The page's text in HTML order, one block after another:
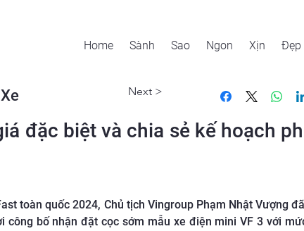
Home Sành Sao Ngon Xịn Đẹp
Xe Next >
đặc biệt và chia sẻ kế hoạch
toàn quốc 2024, Chủ tịch Vingroup Phạm Nhật Vượng
công bố nhận đặt cọc sớm mẫu xe điện mini VF 3 với